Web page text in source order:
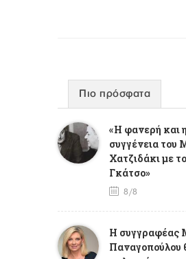
Πιο πρόσφατα
«Η φανερή και
συγγένεια του
Χατζιδάκι με
Γκάτσο»
8/8
Η συγγραφέας
Παναγοπούλου